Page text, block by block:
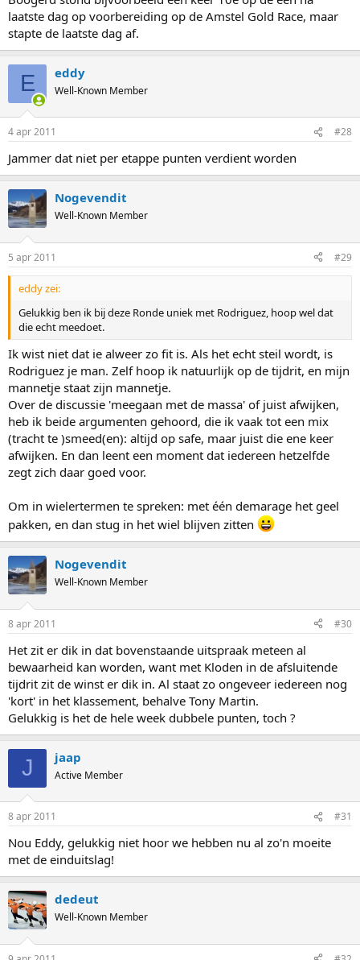
laatste dag op voorbereiding op de Amstel Gold Race, maar
stapte de laatste dag af.
E eddy
Well-Known Member
4 apr 2011 #28
Jammer dat niet per etappe punten verdient worden
Nogevendit
Well-Known Member
5 apr 2011 #29
eddy zei:
Gelukkig ben ik bij deze Ronde uniek met Rodriguez, hoop wel dat
die echt meedoet.
Ik wist niet dat ie alweer zo fit is. Als het echt steil wordt, is
Rodriguez je man. Zelf hoop ik natuurlijk op de tijdrit, en mijn
mannetje staat zijn mannetje.
Over de discussie 'meegaan met de massa' of juist afwijken,
heb ik beide argumenten gehoord, die ik vaak tot een mix
(tracht te )smeed(en): altijd op safe, maar juist die ene keer
afwijken. En dan leent een moment dat iedereen hetzelfde
zegt zich daar goed voor.
Om in wielertermen te spreken: met één demarage het geel
pakken, en dan stug in het wiel blijven zitten
Nogevendit
Well-Known Member
8 apr 2011 #30
Het zit er dik in dat bovenstaande uitspraak meteen al
bewaarheid kan worden, want met Kloden in de afsluitende
tijdrit zit de winst er dik in. Al staat zo ongeveer iedereen nog
'kort' in het klassement, behalve Tony Martin.
Gelukkig is het de hele week dubbele punten, toch ?
J jaap
Active Member
8 apr 2011 #31
Nou Eddy, gelukkig niet hoor we hebben nu al zo'n moeite
met de einduitslag!
dedeut
Well-Known Member